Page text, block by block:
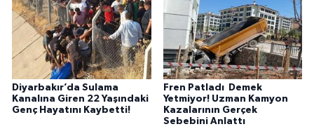
Diyarbakır’da Sulama
Kanalına Giren 22 Yaşındaki
Genç Hayatını Kaybetti!
Fren Patladı Demek
Yetmiyor! Uzman Kamyon
Kazalarının Gerçek
Sebebini Anlattı